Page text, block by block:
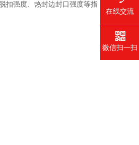
扣强度、热封边封口强度等指
在线交流
微信扫一扫